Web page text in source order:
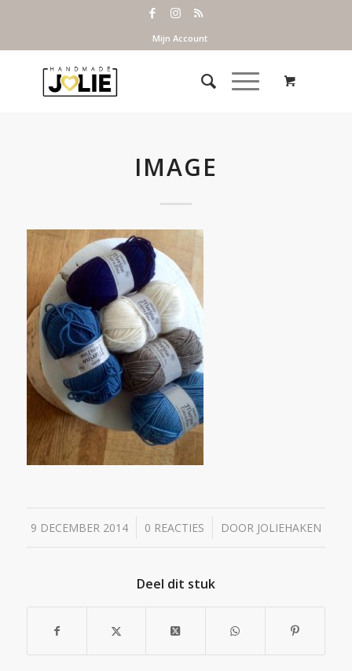
Mijn Account
IMAGE
9 DECEMBER 2014
/ 0 REACTIES
/ DOOR JOLIEHAKEN
Deel dit stuk